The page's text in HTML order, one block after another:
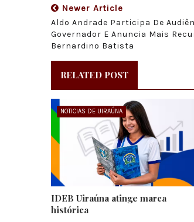
Newer Article
Aldo Andrade Participa De
Governador E Anuncia Mais
Bernardino Batista
RELATED POST
NOTICIAS DE UIRAÚNA
IDEB Uiraúna atinge marca
histórica